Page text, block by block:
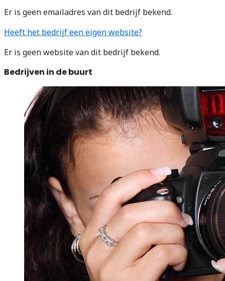
Er is geen emailadres van dit bedrijf bekend.
Heeft het bedrijf een eigen website?
Er is geen website van dit bedrijf bekend.
Bedrijven in de buurt